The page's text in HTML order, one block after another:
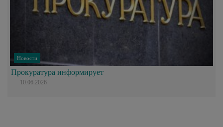
Новости
Прокуратура информирует
10.06.2026